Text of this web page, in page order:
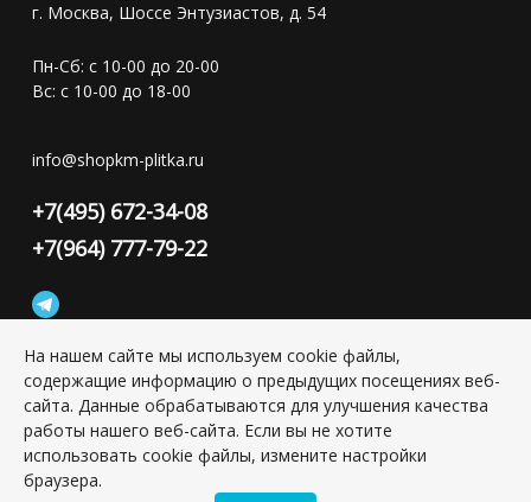
г. Москва, Шоссе Энтузиастов, д. 54
Пн-Сб: с 10-00 до 20-00
Вс: с 10-00 до 18-00
info@shopkm-plitka.ru
+7(495) 672-34-08
+7(964) 777-79-22
Конфиденциальность персональной информации
Copyright © 2026 ИП Григорьян Юлия Сергеевна, ИНН:
501703338416
На нашем сайте мы используем cookie файлы,
содержащие информацию о предыдущих посещениях веб-
сайта. Данные обрабатываются для улучшения качества
работы нашего веб-сайта. Если вы не хотите
использовать cookie файлы, измените настройки
браузера.